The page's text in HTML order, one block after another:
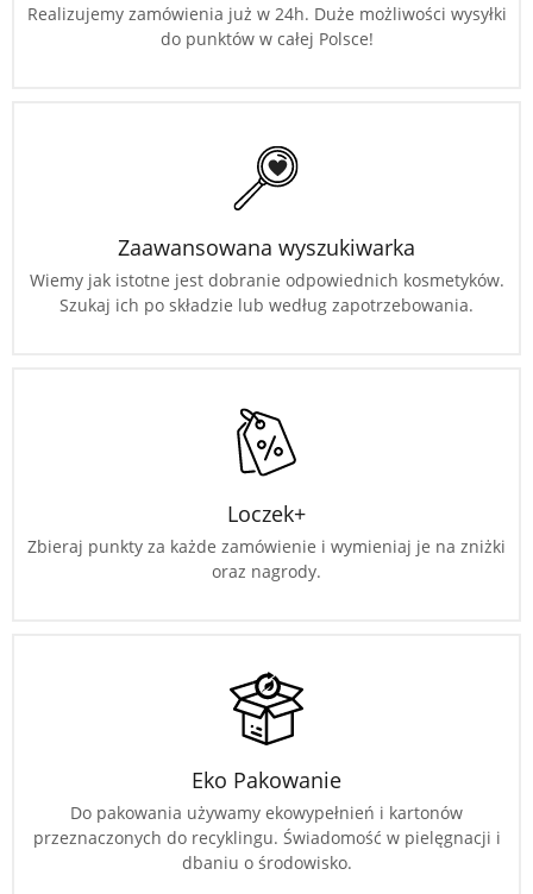
Realizujemy zamówienia już w 24h. Duże możliwości wysyłki
do punktów w całej Polsce!
Zaawansowana wyszukiwarka
Wiemy jak istotne jest dobranie odpowiednich kosmetyków.
Szukaj ich po składzie lub według zapotrzebowania.
Loczek+
Zbieraj punkty za każde zamówienie i wymieniaj je na zniżki
oraz nagrody.
Eko Pakowanie
Do pakowania używamy ekowypełnień i kartonów
przeznaczonych do recyklingu. Świadomość w pielęgnacji i
dbaniu o środowisko.